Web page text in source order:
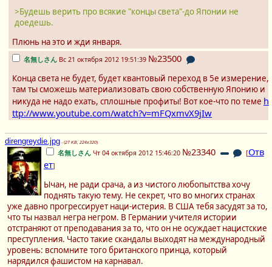
>Будешь верить про всякие "концы света"-до Японии не
доедешь.
Плюнь на это и жди января.
名無しさん Вс 21 октября 2012 19:51:39 №23500
Конца света не будет, будет квантовый переход в 5е измерение,
там ты сможешь материализовать свою собственную Японию и
никуда не надо ехать, сплошные профиты! Вот кое-что по теме h
ttp://www.youtube.com/watch?v=mFQxmvX9jIw
direngreydie.jpg - (27 KB, 224x320)
名無しさん Чт 04 октября 2012 15:46:20 №23340 [Отв
ет]
Ычан, не ради срача, а из чистого любопытства хочу
поднять такую тему. Не секрет, что во многих странах
уже давно прогрессирует наци-истерия. В США тебя засудят за то,
что ты назвал негра негром. В Германии учителя истории
отстраняют от преподавания за то, что он не осуждает нацистские
преступления. Часто такие скандалы выходят на международный
уровень: вспомните того британского принца, который
нарядился фашистом на карнавал.